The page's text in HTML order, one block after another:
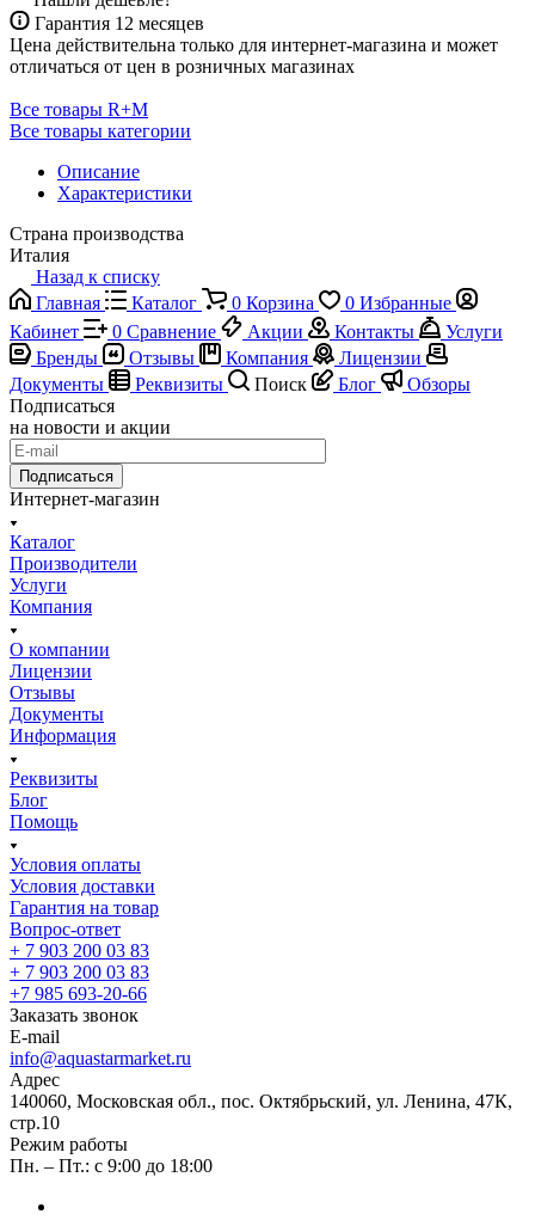
Гарантия 12 месяцев
Цена действительна только для интернет-магазина и может
отличаться от цен в розничных магазинах
Все товары R+M
Все товары категории
Описание
Характеристики
Страна производства
Италия
Назад к списку
Главная
Каталог 0 Корзина 0 Избранные
Кабинет
0 Сравнение Акции Контакты
Услуги
Бренды
Отзывы Компания
Лицензии
Документы
Реквизиты Поиск Блог
Обзоры
Подписаться
на новости и акции
Подписаться
Интернет-магазин
Каталог
Производители
Услуги
Компания
О компании
Лицензии
Отзывы
Документы
Информация
Реквизиты
Блог
Помощь
Условия оплаты
Условия доставки
Гарантия на товар
Вопрос-ответ
+ 7 903 200 03 83
+ 7 903 200 03 83
+7 985 693-20-66
Заказать звонок
E-mail
info@aquastarmarket.ru
Адрес
140060, Московская обл., пос. Октябрьский, ул. Ленина, 47К,
стр.10
Режим работы
Пн. – Пт.: с 9:00 до 18:00